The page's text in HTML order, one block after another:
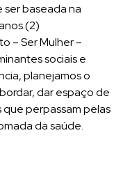
baseada na
– Ser Mulher –
sociais e
planejamos o
dar espaço de
que perpassam pelas
da saúde.